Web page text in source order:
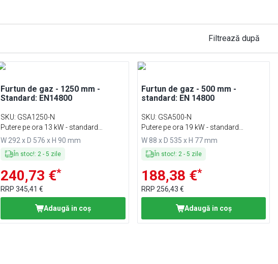
Filtrează după
Furtun de gaz - 1250 mm -
Standard: EN14800
SKU: GSA1250-N
Putere pe ora 13 kW - standard
EN14800
W 292 x D 576 x H 90 mm
În stoc!: 2 -5 zile
240,73 €*
RRP345,41 €
Adaugă in coş
Furtun de gaz - 500 mm -
standard: EN 14800
SKU: GSA500-N
Putere pe ora 19 kW - standard
EN14800
W 88 x D 535 x H 77 mm
În stoc!: 2- 5 zile
188,38 €*
RRP 256,43 €
Adaugă in coş